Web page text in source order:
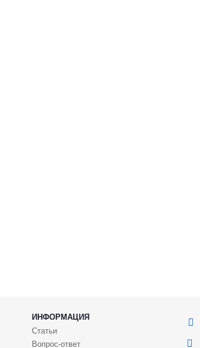
ИНФОРМАЦИЯ
Статьи
Вопрос-ответ